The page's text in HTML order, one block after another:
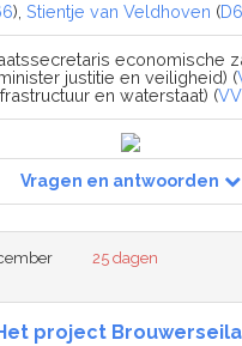
), Stientje van Veldhoven (
economische
justitie en veiligheid) (
en waterstaat) (
Vragen en antwoorden
25 dagen
project